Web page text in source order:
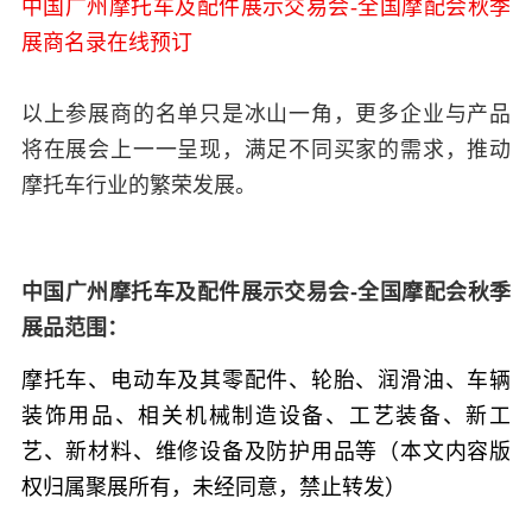
中国广州摩托车及配件展示交易会-全国摩配会秋季
展商名录在线预订
以上参展商的名单只是冰山一角，更多企业与产品
将在展会上一一呈现，满足不同买家的需求，推动
摩托车行业的繁荣发展。
中国广州摩托车及配件展示交易会-全国摩配会秋季
展品范围：
摩托车、电动车及其零配件、轮胎、润滑油、车辆
装饰用品、相关机械制造设备、工艺装备、新工
艺、新材料、维修设备及防护用品等（本文内容版
权归属聚展所有，未经同意，禁止转发）